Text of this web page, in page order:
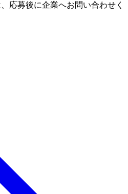
応募後に企業へお問い合わせく